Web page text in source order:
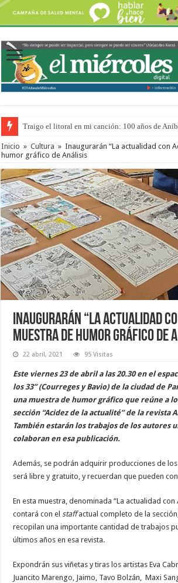
Traigo el litoral en mi canción: 100 años de
Inicio » Cultura » Inaugurarán “La actualidad con
humor gráfico de Análisis
Inaugurarán “La actualidad
muestra de humor gráfico de
22 abril, 2021 95 Visitas
Este viernes 23 de abril a las 20.30 en el
los 33” (Courreges y Bavio) de la ciudad de
una muestra de humor gráfico que reúne a
sección “Acidez de la actualité” de la revista
También estarán los trabajos de los autores
colaboran en esa publicación.
Además, se podrán adquirir producciones de los
será libre y gratuito, y recuerdan que pueden
En esta muestra, denominada “La actualidad con
contará con elstaffactual completo de la
recopilan una importante cantidad de trabajos
últimos años en esa revista.
Expondrán sus viñetas y tiras los artistas Eva
Juancito Marengo, Jaimo, Tavo Bolzán, Maxi